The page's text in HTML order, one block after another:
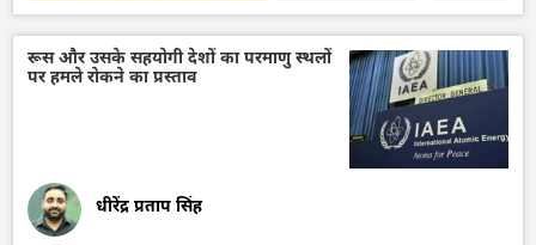
रूस
रोसाटॉम
भारत
भारत सरकार
भारत का विकास
परमाणु ऊर्जा
रूस और उसके सहयोगी देशों का परमाणु स्थलों
पर हमले रोकने का प्रस्ताव
धीरेंद्र प्रताप सिंह